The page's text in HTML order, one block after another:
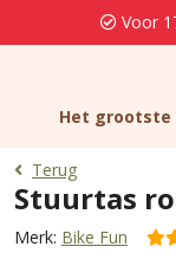
Voor
Het grootste
Terug
Stuurtas
Merk: Bike Fun